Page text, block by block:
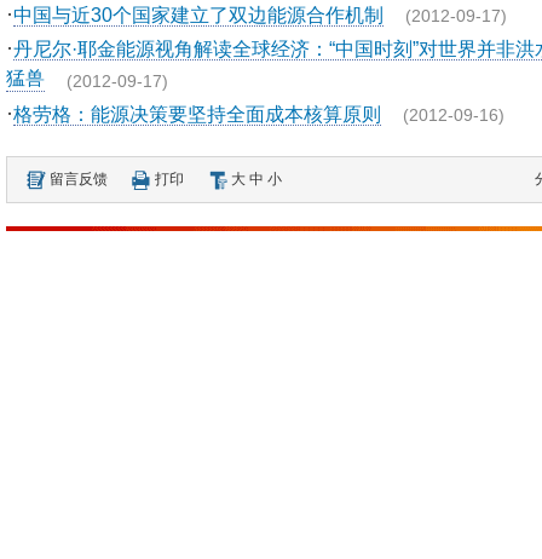
·中国与近30个国家建立了双边能源合作机制 (2012-09-17)
·丹尼尔·耶金能源视角解读全球经济：“中国时刻”对世界并非洪
猛兽 (2012-09-17)
·格劳格：能源决策要坚持全面成本核算原则 (2012-09-16)
留言反馈 打印 大 中 小